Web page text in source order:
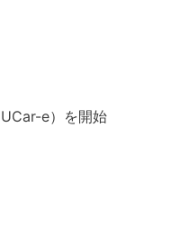
UCar-e）を開始